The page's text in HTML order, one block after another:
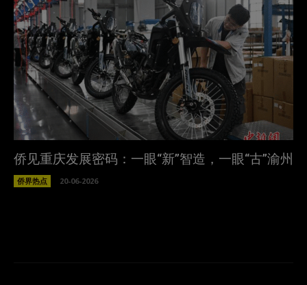
侨见重庆发展密码：一眼“新”智造，一眼“古”渝州
侨界热点 20-06-2026